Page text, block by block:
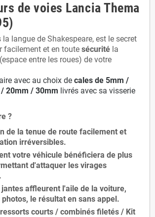
de voies Lancia Thema
la langue de Shakespeare, est le secret
facilement et en toute sécurité la
entre les roues) de votre
avec au choix de cales de 5mm /
20mm / 30mm livrés avec sa visserie
?
de la tenue de route facilement et
irréversibles.
votre véhicule bénéficiera de plus
d'attaquer les virages
jantes affleurent l'aile de la voiture,
le résultat en sans appel.
ressorts courts / combinés filetés / Kit